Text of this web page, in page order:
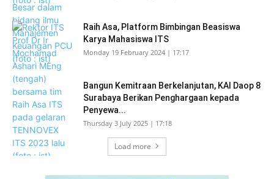
Raih Asa, Platform Bimbingan Beasiswa
Karya Mahasiswa ITS
Monday 19 February 2024 | 17:17
Bangun Kemitraan Berkelanjutan, KAI Daop 8
Surabaya Berikan Penghargaan kepada
Penyewa...
Thursday 3 July 2025 | 17:18
Load more